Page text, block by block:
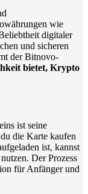
wie
digitaler
und sicheren
der Bitnovo-
bietet, Krypto
ist seine
die Karte kaufen
ist, kannst
Der Prozess
für Anfänger und